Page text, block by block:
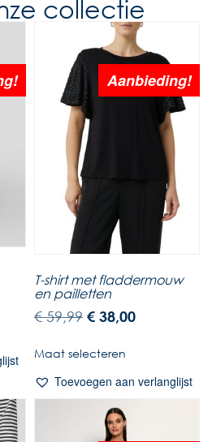
collectie
Aanbieding!
T-shirt met fladdermouw
en pailletten
€59,99 € 38,00
Maat selecteren
Toevoegen aan verlanglijst